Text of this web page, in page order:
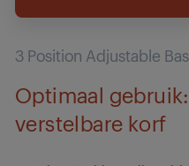
3 Position Adjustable
Optimaal gebruik:
verstelbare korf